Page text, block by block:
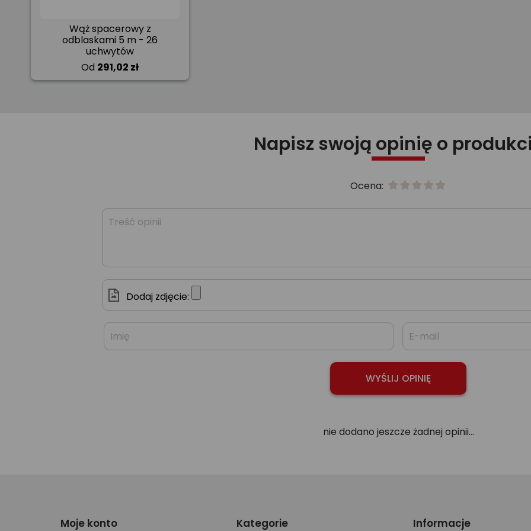
Wąż spacerowy z
odblaskami 5 m - 26
uchwytów
Od 291,02 zł
Napisz swoją opinię o
Ocena:
Dodaj zdjęcie:
nie dodano jeszcze żadnej opinii...
Moje konto Kategorie Informacje